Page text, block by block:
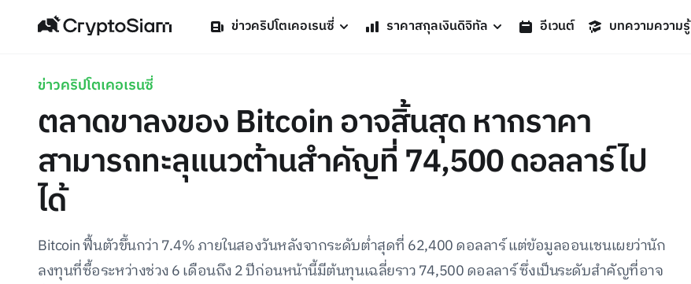
ข่าวคริปโตเคอเรนซี่ ราคาสกุลเงินดิจิทัล อีเวนต์ บทความความรู้
ข่าวคริปโตเคอเรนซี่
ตลาดขาลงของ Bitcoin อาจสิ้นสุด หากราคา
สามารถทะลุแนวต้านสำคัญที่ 74,500 ดอลลาร์ไป
ได้
Bitcoin ฟื้นตัวขึ้นกว่า 7.4% ภายในสองวันหลังจากระดับต่ำสุดที่ 62,400 ดอลลาร์ แต่ข้อมูลออนเชนเผยว่านัก
ลงทุนที่ซื้อระหว่างช่วง 6 เดือนถึง 2 ปีก่อนหน้านี้มีต้นทุนเฉลี่ยราว 74,500 ดอลลาร์ ซึ่งเป็นระดับสำคัญที่อาจ